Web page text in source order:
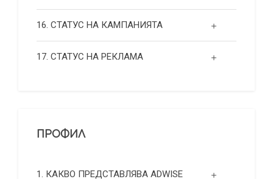
16. СТАТУС НА КАМПАНИЯТА
17. СТАТУС НА РЕКЛАМА
ПРОФИЛ
1. КАКВО ПРЕДСТАВЛЯВА ADWISE